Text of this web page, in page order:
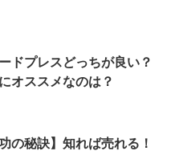
ドプレスどっちが良い？
オススメなのは？
の秘訣】知れば売れる！